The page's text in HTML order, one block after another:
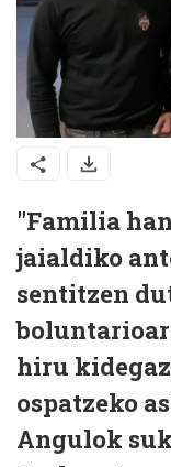
"Familia
jaialdiko
sentitzen
hiru
ospatzeko
Angulok